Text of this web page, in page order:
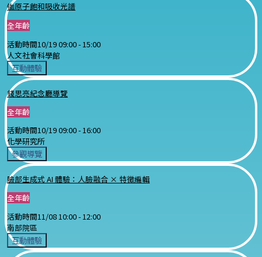
铷原子飽和吸收光譜
全年齡
活動時間10/19 09:00 -15:00
人文社會科學館
互動體驗
錢思亮紀念廳導覽
全年齡
活動時間10/19 09:00 -16:00
化學研究所
參觀導覽
臉部生成式 AI 體驗：人臉融合 × 特徵編輯
全年齡
活動時間11/08 10:00 - 12:00
南部院區
互動體驗